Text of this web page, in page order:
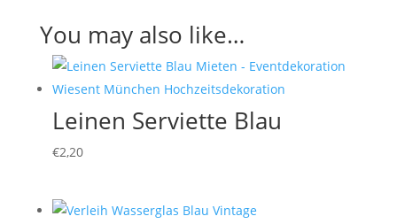
You may also like…
Leinen Serviette Blau
€2,20